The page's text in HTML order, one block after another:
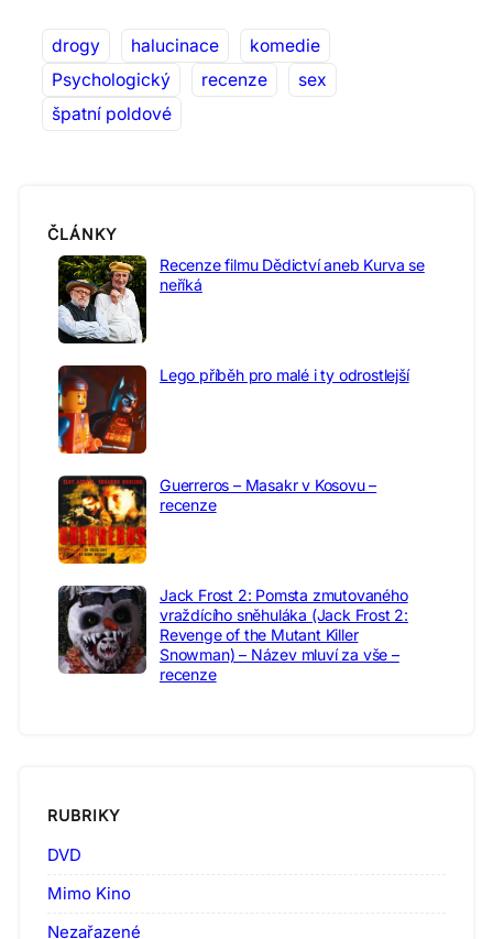
drogy halucinace
komedie
Psychologický
recenze
sex
špatní poldové
ČLÁNKY
Recenze filmu Dědictví aneb Kurva se
neříká
Lego příběh pro malé i ty odrostlejší
Guerreros – Masakr v Kosovu –
recenze
Jack Frost 2: Pomsta zmutovaného
vraždícího sněhuláka (Jack Frost 2:
Revenge of the Mutant Killer
Snowman) – Název mluví za vše –
recenze
RUBRIKY
DVD
Mimo Kino
Nezařazené